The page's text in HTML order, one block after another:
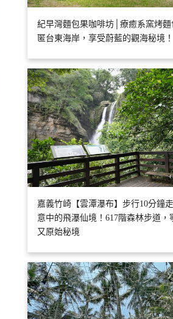
紀早灣麵包果咖啡坊│療癒系窯烤麵
匿台東海岸，享受蔚藍的觀海秘境！
嘉義竹崎【雲潭瀑布】步行10分鐘
意中的飛瀑仙境！617階森林步道，
又原始秘境